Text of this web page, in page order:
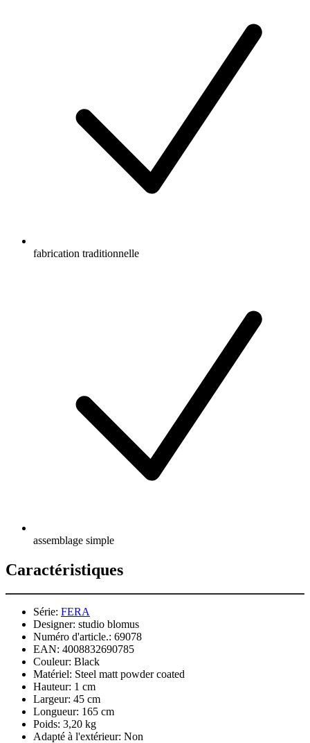
fabrication traditionnelle
assemblage simple
Caractéristiques
Série: FERA
Designer: studio blomus
Numéro d'article.: 69078
EAN: 4008832690785
Couleur: Black
Matériel: Steel matt powder coated
Hauteur: 1 cm
Largeur: 45 cm
Longueur: 165 cm
Poids: 3,20 kg
Adapté à l'extérieur: Non